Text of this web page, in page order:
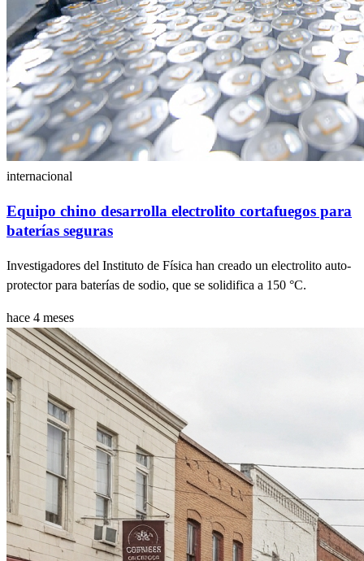
internacional
Equipo chino desarrolla electrolito cortafuegos para
baterías seguras
Investigadores del Instituto de Física han creado un electrolito auto-
protector para baterías de sodio, que se solidifica a 150 °C.
hace 4 meses